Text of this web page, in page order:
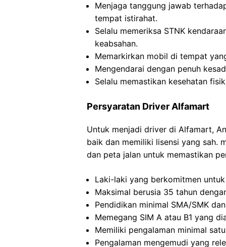
Menjaga tanggung jawab
tempat istirahat.
Selalu memeriksa STNK
keabsahan.
Memarkirkan mobil di tempat
Mengendarai dengan penuh
Selalu memastikan kesehatan
Persyaratan Driver Alfamart
Untuk menjadi driver di Alfamart,
baik dan memiliki lisensi yang sah.
dan peta jalan untuk memastikan
Laki-laki yang berkomitmen
Maksimal berusia 35 tahun
Pendidikan minimal SMA/SMK
Memegang SIM A atau B1 yang
Memiliki pengalaman minimal
Pengalaman mengemudi yang